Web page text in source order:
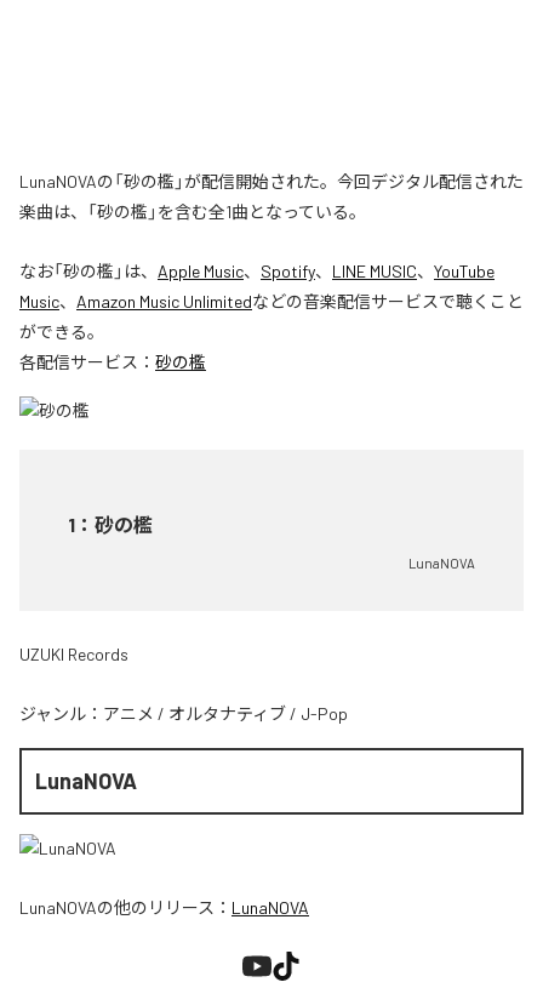
LunaNOVAの「砂の檻」が配信開始された。今回デジタル配信された
楽曲は、「砂の檻」を含む全1曲となっている。
なお「砂の檻 」は、 Apple Music、 Spotify、 LINE MUSIC、 YouTube
Music、 Amazon Music Unlimitedなどの音楽配信サービスで聴くこと
ができる。
各配信サービス： 砂の檻
1 ： 砂の檻
LunaNOVA
UZUKI Records
ジャンル： アニメ / オルタナティブ / J-Pop
LunaNOVA
LunaNOVAの他のリリース： LunaNOVA